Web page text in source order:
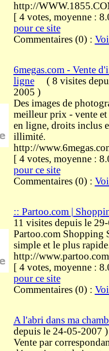
http://
[ 4 votes, moyenne
pour ce site
Commentaires (0) :
6megas.com - Vente
ligne(8 visites
2005 )
Des images de
meilleur prix - vente et
en ligne, droits inclus
illimité.
http://
[ 4 votes, moyenne
pour ce site
Commentaires (0) :
:: Partoo.com |
11 visites depuis le
Partoo.com Shopping
simple et le plus
http://www.partoo.com
[ 4 votes, moyenne
pour ce site
Commentaires (0) :
A l'abri dans ma
depuis le 24-05-2007 )
Vente par